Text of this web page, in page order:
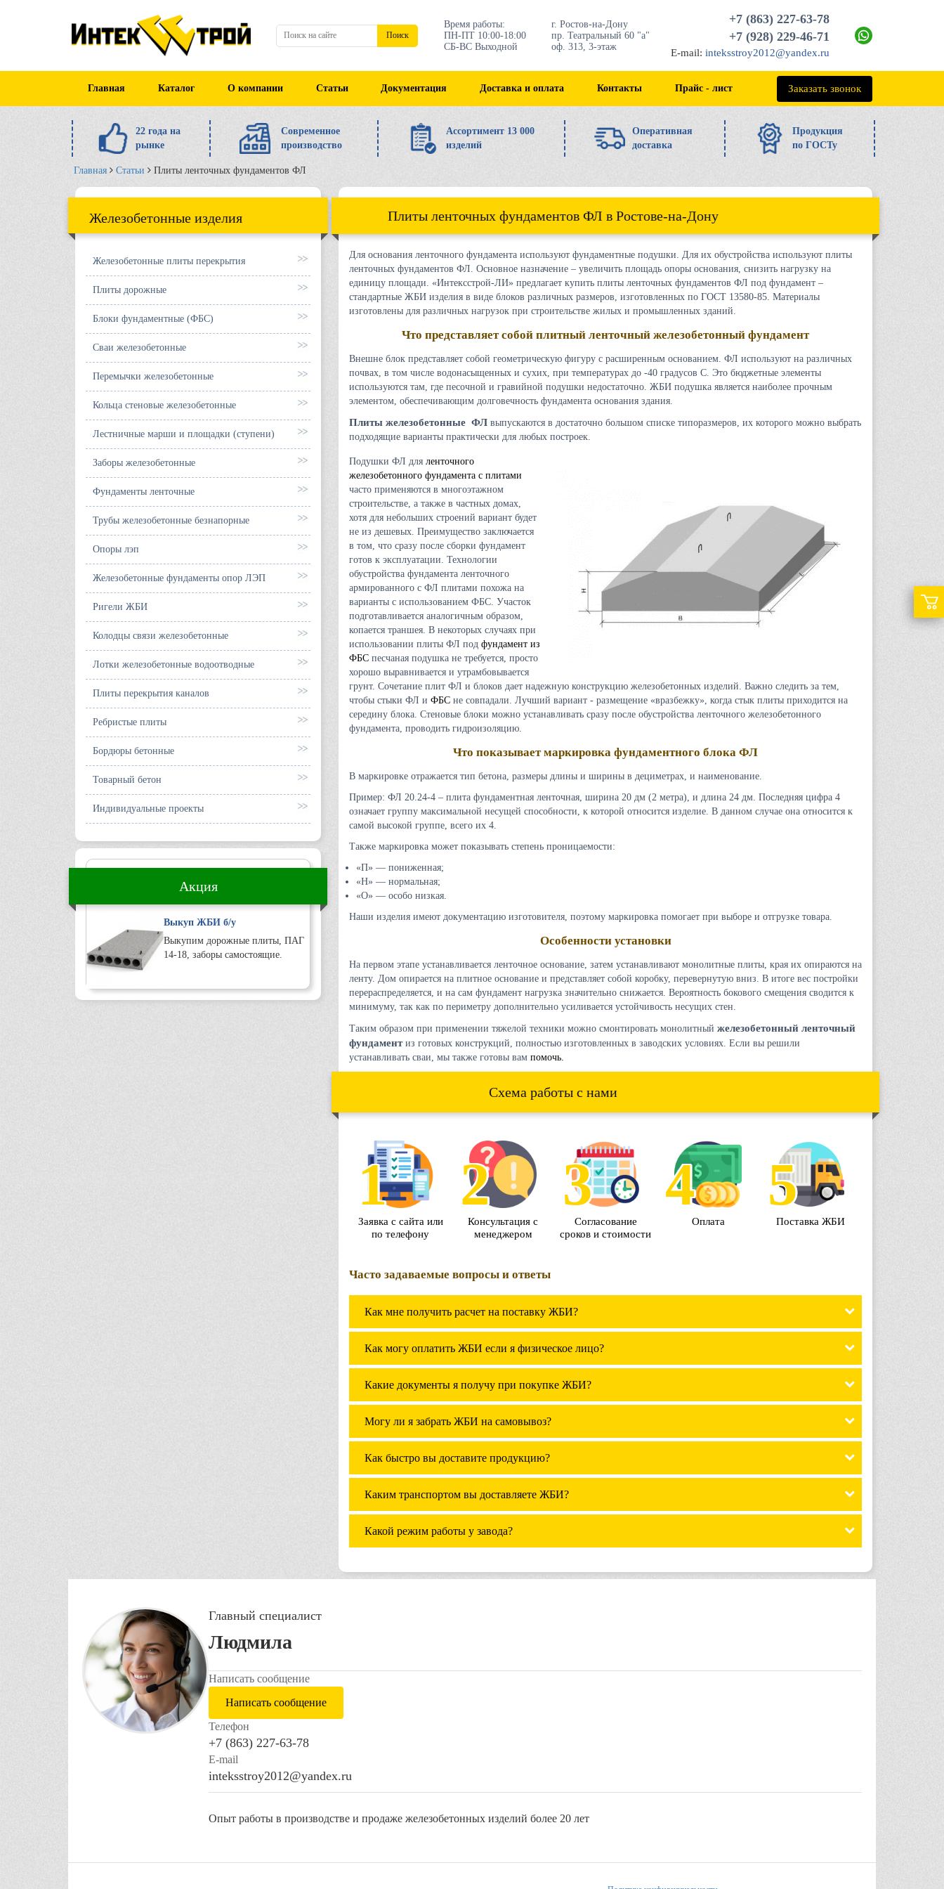
Поиск
Время работы:
ПН-ПТ 10:00-18:00
СБ-ВС Выходной
г. Ростов-на-Дону
пр. Театральный 60 "а"
оф. 313, 3-этаж
+7 (863) 227-63-78
+7 (928) 229-46-71
E-mail: inteksstroy2012@yandex.ru
Главная Каталог О компании Статьи Документация Доставка и оплата Контакты Прайс - лист +7 (863) 227-63-78
Заказать звонок
22 года на
рынке
Современное
производство
Ассортимент 13 000
изделий
Оперативная
доставка
Продукция
по ГОСТу
Главная Статьи Плиты ленточных фундаментов ФЛ
Железобетонные изделия
Железобетонные плиты перекрытия
Плиты дорожные
Блоки фундаментные (ФБС)
Сваи железобетонные
Перемычки железобетонные
Кольца стеновые железобетонные
Лестничные марши и площадки (ступени)
Заборы железобетонные
Фундаменты ленточные
Трубы железобетонные безнапорные
Опоры лэп
Железобетонные фундаменты опор ЛЭП
Ригели ЖБИ
Колодцы связи железобетонные
Лотки железобетонные водоотводные
Плиты перекрытия каналов
Ребристые плиты
Бордюры бетонные
Товарный бетон
Индивидуальные проекты
Акция
Выкуп ЖБИ б/у
Выкупим дорожные плиты, ПАГ
14-18, заборы самостоящие.
Плиты ленточных фундаментов ФЛ в Ростове-на-Дону
Для основания ленточного фундамента используют фундаментные подушки. Для их обустройства используют плиты
ленточных фундаментов ФЛ. Основное назначение – увеличить площадь опоры основания, снизить нагрузку на
единицу площади. «Интексстрой-ЛИ» предлагает купить плиты ленточных фундаментов ФЛ под фундамент –
стандартные ЖБИ изделия в виде блоков различных размеров, изготовленных по ГОСТ 13580-85. Материалы
изготовлены для различных нагрузок при строительстве жилых и промышленных зданий.
Что представляет собой плитный ленточный железобетонный фундамент
Внешне блок представляет собой геометрическую фигуру с расширенным основанием. ФЛ используют на различных
почвах, в том числе водонасыщенных и сухих, при температурах до -40 градусов С. Это бюджетные элементы
используются там, где песочной и гравийной подушки недостаточно. ЖБИ подушка является наиболее прочным
элементом, обеспечивающим долговечность фундамента основания здания.
Плиты железобетонные ФЛ выпускаются в достаточно большом списке типоразмеров, их которого можно выбрать
подходящие варианты практически для любых построек.
Подушки ФЛ для ленточного
железобетонного фундамента с плитами
часто применяются в многоэтажном
строительстве, а также в частных домах,
хотя для небольших строений вариант будет
не из дешевых. Преимущество заключается
в том, что сразу после сборки фундамент
готов к эксплуатации. Технологии
обустройства фундамента ленточного
армированного с ФЛ плитами похожа на
варианты с использованием ФБС. Участок
подготавливается аналогичным образом,
копается траншея. В некоторых случаях при
использовании плиты ФЛ под фундамент из
ФБС песчаная подушка не требуется, просто
хорошо выравнивается и утрамбовывается
грунт. Сочетание плит ФЛ и блоков дает надежную конструкцию железобетонных изделий. Важно следить за тем,
чтобы стыки ФЛ и ФБС не совпадали. Лучший вариант - размещение «вразбежку», когда стык плиты приходится на
середину блока. Стеновые блоки можно устанавливать сразу после обустройства ленточного железобетонного
фундамента, проводить гидроизоляцию.
Что показывает маркировка фундаментного блока ФЛ
В маркировке отражается тип бетона, размеры длины и ширины в дециметрах, и наименование.
Пример: ФЛ 20.24-4 – плита фундаментная ленточная, ширина 20 дм (2 метра), и длина 24 дм. Последняя цифра 4
означает группу максимальной несущей способности, к которой относится изделие. В данном случае она относится к
самой высокой группе, всего их 4.
Также маркировка может показывать степень проницаемости:
«П» — пониженная;
«Н» — нормальная;
«О» — особо низкая.
Наши изделия имеют документацию изготовителя, поэтому маркировка помогает при выборе и отгрузке товара.
Особенности установки
На первом этапе устанавливается ленточное основание, затем устанавливают монолитные плиты, края их опираются на
ленту. Дом опирается на плитное основание и представляет собой коробку, перевернутую вниз. В итоге вес постройки
перераспределяется, и на сам фундамент нагрузка значительно снижается. Вероятность бокового смещения сводится к
минимуму, так как по периметру дополнительно усиливается устойчивость несущих стен.
Таким образом при применении тяжелой техники можно смонтировать монолитный железобетонный ленточный
фундаментиз готовых конструкций, полностью изготовленных в заводских условиях. Если вы решили
устанавливать сваи, мы также готовы вам помочь.
Схема работы с нами
Заявка с сайта или
по телефону
Консультация с
менеджером
Согласование
сроков и стоимости
Оплата Поставка ЖБИ
Часто задаваемые вопросы и ответы
Как мне получить расчет на поставку ЖБИ?
Как могу оплатить ЖБИ если я физическое лицо?
Какие документы я получу при покупке ЖБИ?
Могу ли я забрать ЖБИ на самовывоз?
Как быстро вы доставите продукцию?
Каким транспортом вы доставляете ЖБИ?
Какой режим работы у завода?
Главный специалист
Людмила
Написать сообщение
Написать сообщение
Телефон
+7 (863) 227-63-78
E-mail
inteksstroy2012@yandex.ru
Опыт работы в производстве и продаже железобетонных изделий более 20 лет